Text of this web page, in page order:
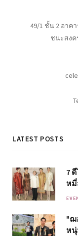
49/1 ชั้น 2 อาค
ชนะสงค
LATEST POSTS
7
ห
"ฌ
หนุ่